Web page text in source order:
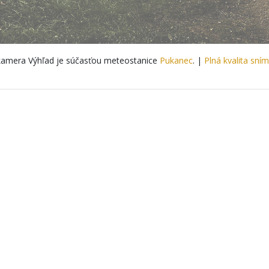
Výhľad je súčasťou meteostanice Pukanec. | Plná kvalita